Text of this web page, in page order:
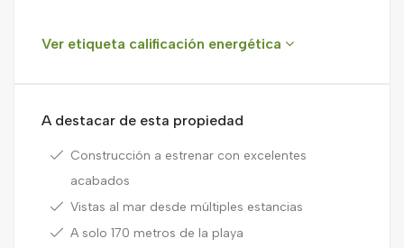
Ver etiqueta calificación energética
A destacar de esta propiedad
Construcción a estrenar con excelentes
acabados
Vistas al mar desde múltiples estancias
A solo 170 metros de la playa